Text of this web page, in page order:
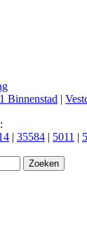
Binnenstad |
| 35584 | 5011 |